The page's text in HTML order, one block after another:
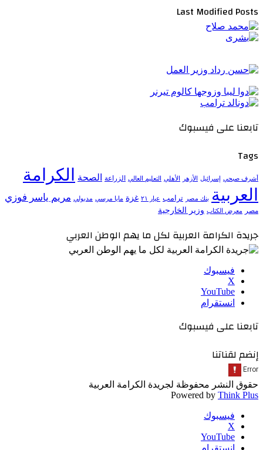
Last Modified Posts
تابعنا على فيسبوك
Tags
أشرف صبحي إسرائيل الأزهر الأهلي التعليم العالي الزراعة الصحة
الكرامة
العربية
بنك مصر ترامب عيار ٢١ غزة مايا مرسي مدبولي مريم ياسر فوزي
مصر معرض الكتاب وزير الخارجية
جريدة الكرامة العربية لكل ما يهم الوطن العربي
فيسبوك
‫X
‫YouTube
انستقرام
تابعنا على فيسبوك
إنضم لقناتنا
حقوق النشر محفوظة لجريدة الكرامة العربية
Powered by Think Plus
فيسبوك
‫X
‫YouTube
انستقرام